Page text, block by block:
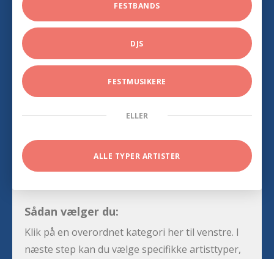
FESTBANDS
DJS
FESTMUSIKERE
ELLER
ALLE TYPER ARTISTER
Sådan vælger du:
Klik på en overordnet kategori her til venstre. I
næste step kan du vælge specifikke artisttyper,